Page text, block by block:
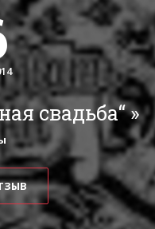
свадьба“ »